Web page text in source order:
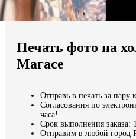
Мы доставляем по всему миру
Продолжить без города
Печать фото на
Магасе
Отправь в печать за пару
Согласования по
часа!
Срок выполнения заказа:
Отправим в любой город